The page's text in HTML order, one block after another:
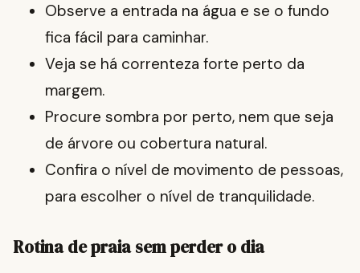
Observe a entrada na água e se o fundo
fica fácil para caminhar.
Veja se há correnteza forte perto da
margem.
Procure sombra por perto, nem que seja
de árvore ou cobertura natural.
Confira o nível de movimento de pessoas,
para escolher o nível de tranquilidade.
Rotina de praia sem perder o dia